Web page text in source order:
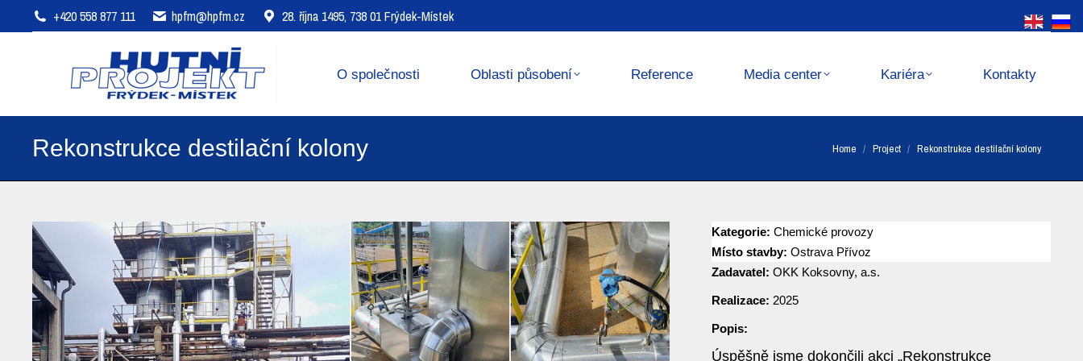
+420 558 877 111 hpfm@hpfm.cz 28. října 1495, 738 01 Frýdek-Místek
O společnosti Oblasti působení Reference Media center Kariéra Kontakty
Rekonstrukce destilační kolony You are here:
Home Project Rekonstrukce destilační kolony
Kategorie: Chemické provozy
Místo stavby: Ostrava Přívoz
Zadavatel: OKK Koksovny, a.s.
Realizace: 2025
Popis:
Úspěšně jsme dokončili akci „Rekonstrukce
O společnosti Oblasti působení